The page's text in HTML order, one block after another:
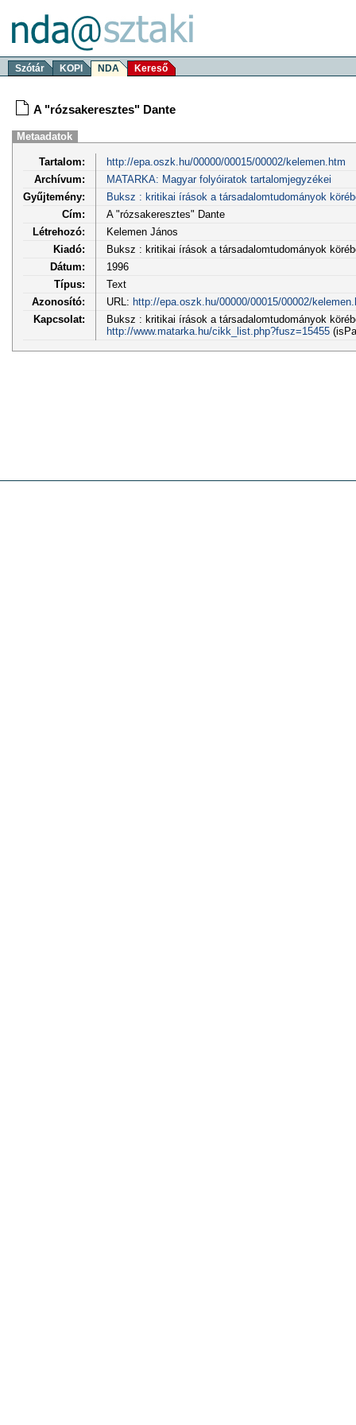
Szótár KOPI NDA Kereső
A "rózsakeresztes" Dante
Metaadatok
Tartalom:
http://epa.oszk.hu/00000/00015/00002/kelemen.htm
Archívum:
MATARKA: Magyar folyóiratok tartalomjegyzékei
Gyűjtemény:
Buksz : kritikai írások a társadalomtudományok
Cím:
A "rózsakeresztes" Dante
Létrehozó:
Kelemen János
Kiadó:
Buksz : kritikai írások a társadalomtudományok
Dátum:
1996
Típus:
Text
Azonosító:
URL: http://epa.oszk.hu/00000/00015/00002/
Kapcsolat:
Buksz : kritikai írások a társadalomtudományok
http://www.matarka.hu/cikk_list.php?fusz=15455